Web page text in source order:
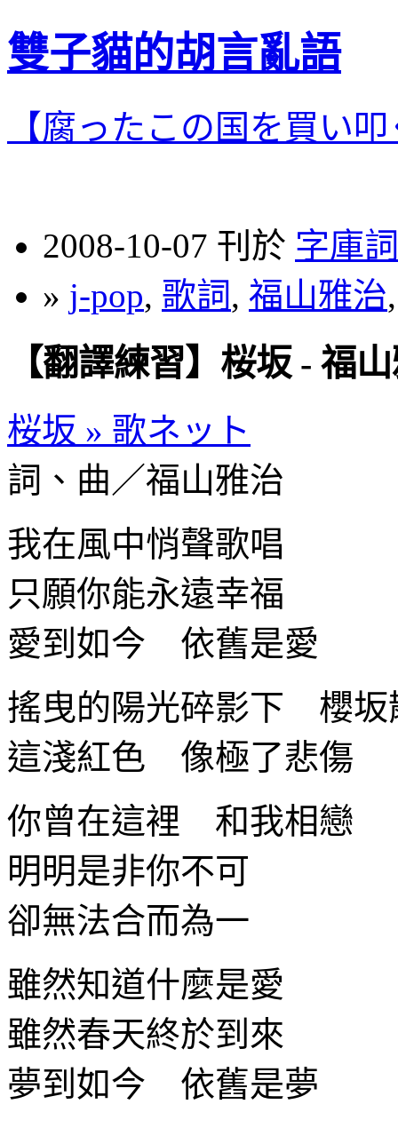
雙子貓的胡言亂語
【腐ったこの国を買い
2008-10-07 刊於 字庫
» j-pop, 歌詞, 福山雅治
【翻譯練習】桜坂 - 福
桜坂 » 歌ネット
詞、曲／福山雅治
我在風中悄聲歌唱
只願你能永遠幸福
愛到如今 依舊是愛
搖曳的陽光碎影下 櫻坂
這淺紅色 像極了悲傷
你曾在這裡 和我相戀
明明是非你不可
卻無法合而為一
雖然知道什麼是愛
雖然春天終於到來
夢到如今 依舊是夢